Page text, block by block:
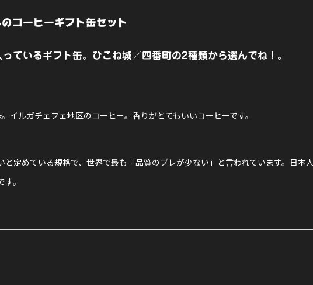
ブ
フ
個
コーヒーギフト缶セット
ているギフト缶。ひこね城／四番町の2種類から選んでね！。
イルガチェフェ地区のコーヒー。香りがとてもいいコーヒーです。
と定めている規格で、世界で最も「品質のブレが少ない」と言われています。日本人
。